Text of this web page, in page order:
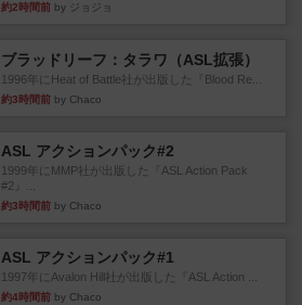
約2時間前 by ジョジョ
ブラッドリーフ：タラワ（ASL拡張）
1996年にHeat of Battle社が出版した『Blood Re...
約3時間前 by Chaco
ASL アクションパック#2
1999年にMMP社が出版した『ASL Action Pack
#2』...
約3時間前 by Chaco
ASL アクションパック#1
1997年にAvalon Hill社が出版した『ASL Action ...
約4時間前 by Chaco